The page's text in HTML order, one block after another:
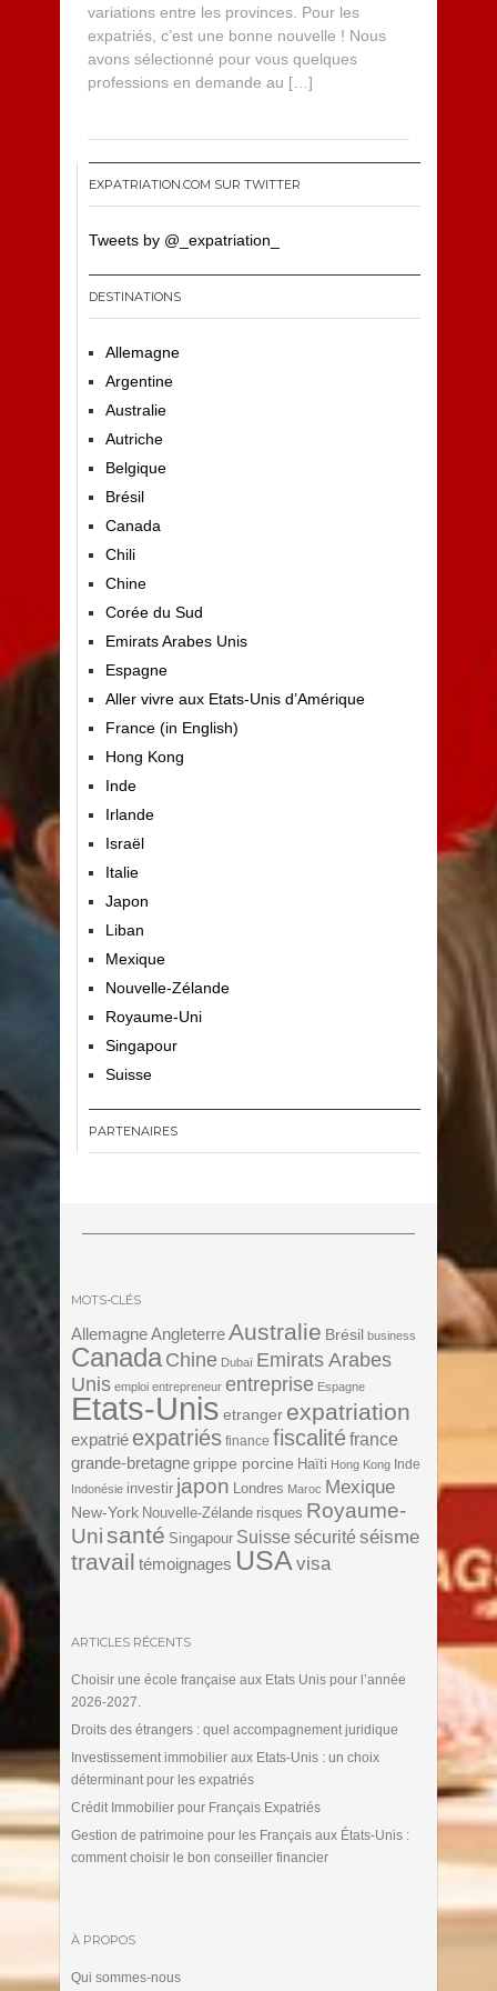
variations entre les provinces. Pour les
expatriés, c’est une bonne nouvelle ! Nous
avons sélectionné pour vous quelques
professions en demande au […]
EXPATRIATION.COM SUR TWITTER
Tweets by @_expatriation_
DESTINATIONS
Allemagne
Argentine
Australie
Autriche
Belgique
Brésil
Canada
Chili
Chine
Corée du Sud
Emirats Arabes Unis
Espagne
Aller vivre aux Etats-Unis d’Amérique
France (in English)
Hong Kong
Inde
Irlande
Israël
Italie
Japon
Liban
Mexique
Nouvelle-Zélande
Royaume-Uni
Singapour
Suisse
PARTENAIRES
MOTS-CLÉS
Allemagne AngleterreAustralie Brésil business
Canada Chine Dubaï Emirats Arabes
Unis emploi entrepreneur entreprise Espagne
Etats-Unis etranger expatriation
expatrié expatriés finance fiscalitéfrance
grande-bretagne grippe porcine Haïti Hong Kong Inde
Indonésie investir japon Londres Maroc Mexique
New-York Nouvelle-Zélande risques Royaume-
Unisanté Singapour Suisse sécurité séisme
travail témoignages USA visa
ARTICLES RÉCENTS
Choisir une école française aux Etats Unis pour l’année
2026-2027.
Droits des étrangers : quel accompagnement juridique
Investissement immobilier aux Etats-Unis : un choix
déterminant pour les expatriés
Crédit Immobilier pour Français Expatriés
Gestion de patrimoine pour les Français aux États-Unis :
comment choisir le bon conseiller financier
À PROPOS
Qui sommes-nous